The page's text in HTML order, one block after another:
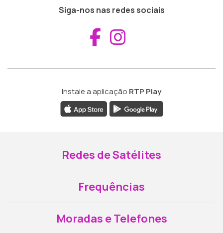
Siga-nos nas redes sociais
Aceder ao
Instale a aplicação RTP Play
Redes de Satélites
Frequências
Moradas e Telefones